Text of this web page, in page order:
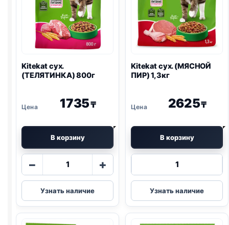
Kitekat сух.
(ТЕЛЯТИНКА) 800г
1735₸
В корзину
−
Количество
Kitekat
сух.
(ТЕЛЯТИНКА)
+
Узнать наличие
Kitekat сух. (МЯСНОЙ
ПИР) 1,3кг
2625₸
В корзину
Количество
Kitekat
сух.
(МЯСНОЙ
Узнать наличие